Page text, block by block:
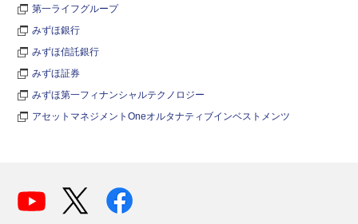
第一ライフグループ
みずほ銀行
みずほ信託銀行
みずほ証券
みずほ第一フィナンシャルテクノロジー
アセットマネジメントOneオルタナティブインベストメンツ